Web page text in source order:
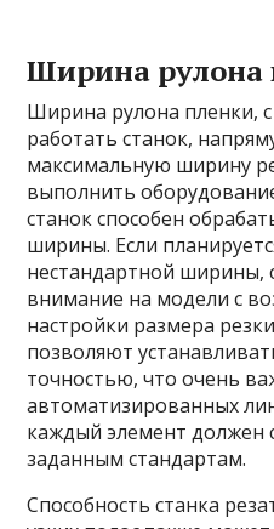
Ширина рулона
Ширина рулона пленки,
работать станок,
максимальную ширину
выполнить
станок способен
ширины. Если
нестандартной ширины,
внимание на модели с
настройки размера
позволяют
точностью, что очень
автоматизированных
каждый элемент должен
заданным стандартам.
Способность станка